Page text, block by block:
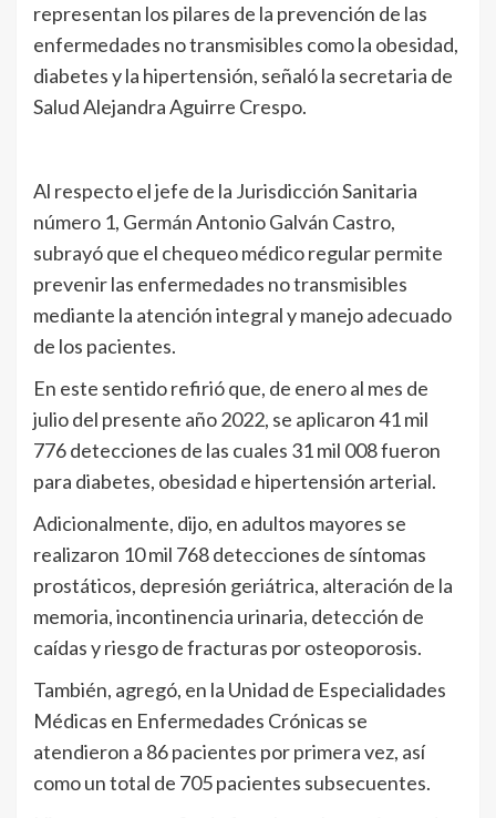
representan los pilares de la prevención de las
enfermedades no transmisibles como la obesidad,
diabetes y la hipertensión, señaló la secretaria de
Salud Alejandra Aguirre Crespo.
Al respecto el jefe de la Jurisdicción Sanitaria
número 1, Germán Antonio Galván Castro,
subrayó que el chequeo médico regular permite
prevenir las enfermedades no transmisibles
mediante la atención integral y manejo adecuado
de los pacientes.
En este sentido refirió que, de enero al mes de
julio del presente año 2022, se aplicaron 41 mil
776 detecciones de las cuales 31 mil 008 fueron
para diabetes, obesidad e hipertensión arterial.
Adicionalmente, dijo, en adultos mayores se
realizaron 10 mil 768 detecciones de síntomas
prostáticos, depresión geriátrica, alteración de la
memoria, incontinencia urinaria, detección de
caídas y riesgo de fracturas por osteoporosis.
También, agregó, en la Unidad de Especialidades
Médicas en Enfermedades Crónicas se
atendieron a 86 pacientes por primera vez, así
como un total de 705 pacientes subsecuentes.